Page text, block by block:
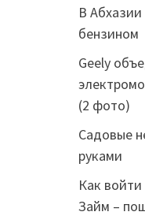
В
бензином
Geely
(2 фото)
Садовые
руками
Как
Займ –